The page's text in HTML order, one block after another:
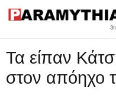
Ροή
Τα είπαν
στον απόηχο